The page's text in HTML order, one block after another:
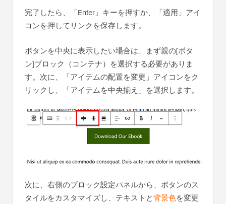
完了したら、「Enter」キーを押すか、「適用」アイ
コンを押してリンクを保存します。
ボタンを中央に表示したい場合は、まず親の[ボタ
ン]ブロック（コンテナ）を選択する必要がありま
す。次に、「アイテムの配置を変更」アイコンをク
リックし、「アイテムを中央揃え」を選択します。
次に、右側のブロック設定パネルから、ボタンのス
タイルをカスタマイズし、テキストと背景色を変更